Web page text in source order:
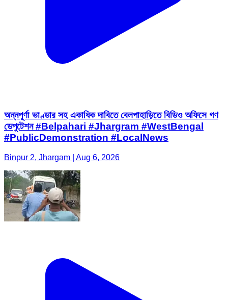
অন্নপূর্ণা ভাণ্ডার সহ একাধিক দাবিতে বেলপাহাড়িতে বিডিও অফিসে গণ
ডেপুটেশন #Belpahari #Jhargram #WestBengal
#PublicDemonstration #LocalNews
Binpur 2, Jhargam | Aug 6, 2026